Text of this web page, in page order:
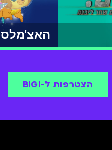
האצ'מלס
הצטרפות ל-BIGI